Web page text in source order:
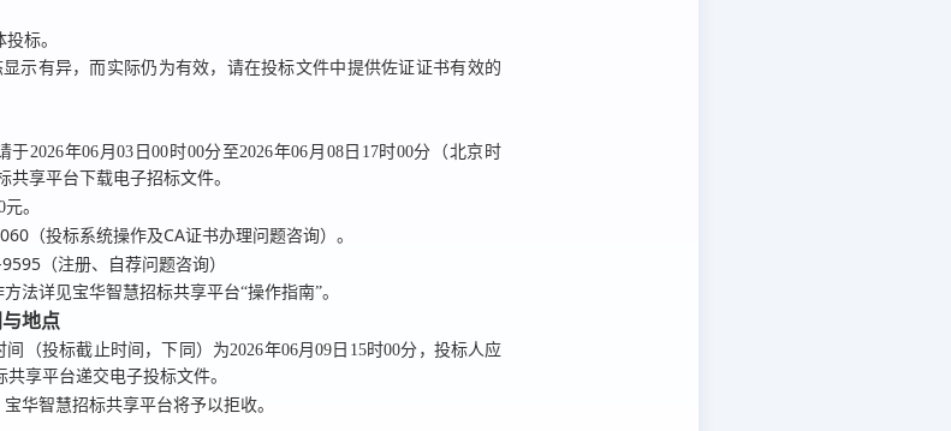
标。
示有异，而实际仍为有效，请在投标文件中提供佐证证书有效的
于2026年06月03日00时00分至2026年06月08日17时00分 （北京时
共享平台 下载电子招标文件。
。
（投标系统操作及CA证书办理问题咨询）。
（注册、自荐问题咨询）
法详见宝华智慧招标共享平台“操作指南”。
地点
间（投标截止时间，下同）为2026年06月09日15时00分 ，投标人应
共享平台递交电子投标文件。
华智慧招标共享平台将予以拒收。